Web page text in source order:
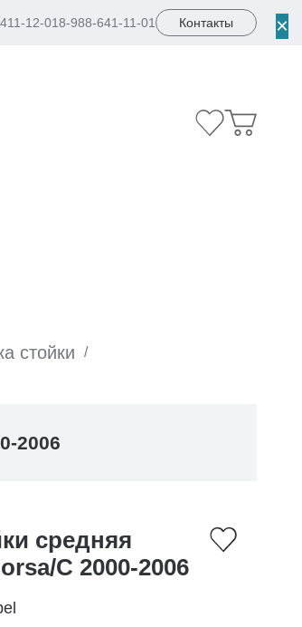
12-018-988-641-11-01 Контакты ×
стойки
/
2006
средняя
C 2000-2006